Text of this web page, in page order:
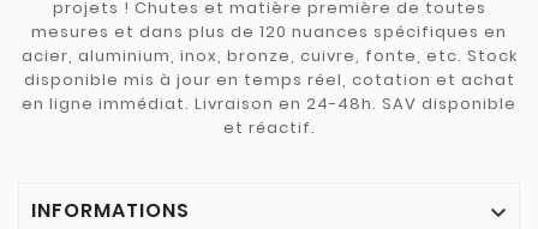
projets ! Chutes et matière première de toutes
mesures et dans plus de 120 nuances spécifiques en
acier, aluminium, inox, bronze, cuivre, fonte, etc. Stock
disponible mis à jour en temps réel, cotation et achat
en ligne immédiat. Livraison en 24-48h. SAV disponible
et réactif.
INFORMATIONS 